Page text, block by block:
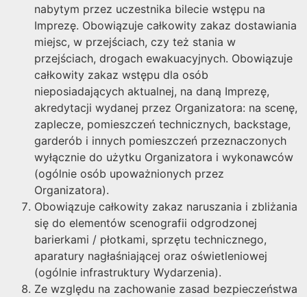
nabytym przez uczestnika bilecie wstępu na
Imprezę. Obowiązuje całkowity zakaz dostawiania
miejsc, w przejściach, czy też stania w
przejściach, drogach ewakuacyjnych. Obowiązuje
całkowity zakaz wstępu dla osób
nieposiadających aktualnej, na daną Imprezę,
akredytacji wydanej przez Organizatora: na scenę,
zaplecze, pomieszczeń technicznych, backstage,
garderób i innych pomieszczeń przeznaczonych
wyłącznie do użytku Organizatora i wykonawców
(ogólnie osób upoważnionych przez
Organizatora).
Obowiązuje całkowity zakaz naruszania i zbliżania
się do elementów scenografii odgrodzonej
barierkami / płotkami, sprzętu technicznego,
aparatury nagłaśniającej oraz oświetleniowej
(ogólnie infrastruktury Wydarzenia).
Ze względu na zachowanie zasad bezpieczeństwa